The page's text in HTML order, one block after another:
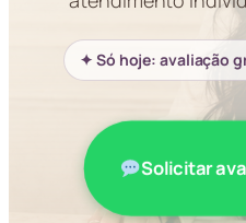
✦ Só hoje: avaliação
Solicitar